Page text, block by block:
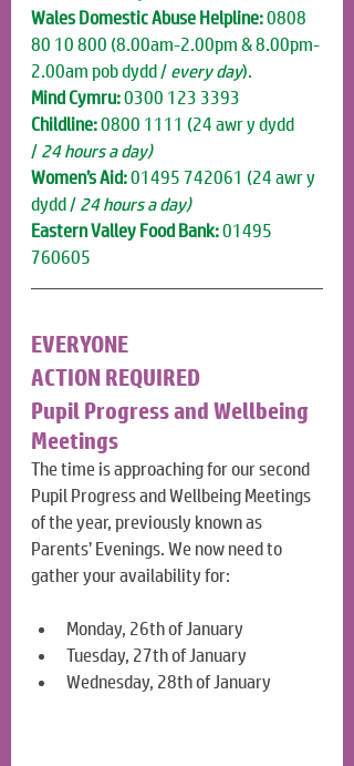
Wales Domestic Abuse Helpline: 0808
80 10 800 (8.00am-2.00pm & 8.00pm-
2.00am pob dydd / every day).
Mind Cymru: 0300 123 3393
Childline: 0800 1111 (24 awr y dydd
/ 24 hours a day)
Women’s Aid: 01495 742061 (24 awr y
dydd / 24 hours a day)
Eastern Valley Food Bank: 01495
760605
EVERYONE
ACTION REQUIRED
Pupil Progress and Wellbeing
Meetings
The time is approaching for our second
Pupil Progress and Wellbeing Meetings
of the year, previously known as
Parents’ Evenings. We now need to
gather your availability for:
Monday, 26th of January
Tuesday, 27th of January
Wednesday, 28th of January